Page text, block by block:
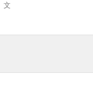
文